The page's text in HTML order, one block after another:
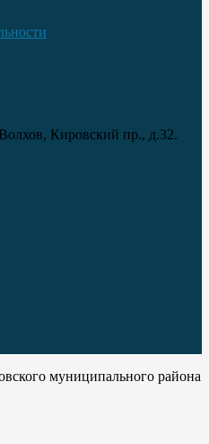
Кировский пр., д.32.
муниципального района